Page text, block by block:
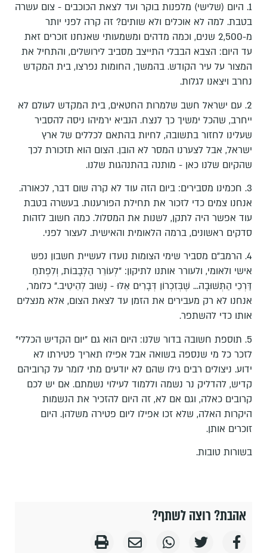
1. היום (שלישי) מלפנות בוקר ועד לצאת הכוכבים - צום עשרה
בטבת. למה לא אוכלים ולא שותים? זה קרה לפני יותר
מ-2,500 שנים, וכמה מדהים ומשמעותי שאנחנו זוכרים זאת
עד היום: הצבא הבבלי התייצב מסביב לירושלים, והתחיל את
המצור על עיר הקודש. בהמשך, החומות נפרצו, בית המקדש
נחרב ויצאנו לגלות.
2. עם ישראל חשב שלמרות החטאים, בית המקדש לעולם לא
ייחרב, שהכל ימשיך כך לנצח. הנביא ירמיהו ניסה להסביר
שעלינו לחזור בתשובה, לחיות בהתאם לכללים של ארץ
ישראל, אבל לצערנו המסר לא הובן. הצום הוא תזכורת לכך
שהקיום שלנו כאן - מותנה בהתנהגות שלנו.
3. חכמינו מסבירים: ביום הזה עוד לא קרה שום דבר, לכאורה.
אנחנו צמים כדי לזכור את תחילת הפורענות. בעשרה בטבת
עוד אפשר היה לתקן, לשנות את המסלול. כמה חשוב לזהות
סדקים ראשונים, ברמה הלאומית והאישית. לעצור לפני.
4. הרמב"ם מסביר שימי הצומות נועדו לעשיית חשבון נפש
אישי ולאומי, ולעורר אותנו לתיקון: "לְעוֹרֵר הַלְּבָבוֹת, וְלִפְתֹחַ
דַּרְכֵי הַתְּשׁוּבָה... שֶׁבְּזִכְרוֹן דְּבָרִים אֵלּוּ - נָשׁוּב לְהֵיטִיב." כלומר,
אנחנו לא רק מעבירים את הזמן עד לצאת הצום, אלא מנצלים
אותו כדי להשתפר.
5. תוספת חשובה בדור שלנו: היום הוא גם "יום הקדיש הכללי"
לזכר כל מי שנספה בשואה אבל אפילו תאריך פטירתו לא
ידוע. ניצולים רבים גילו שהם לא יודעים מתי לומר על קרוביהם
קדיש, להדליק נר נשמה וללמוד לעילוי נשמתם. אם יש לכם
קרובים כאלה, וגם אם לא, זה היום להזכיר את הנשמות
היקרות האלה, שלא זכו אפילו ליום פטירה משלהן. היום
זוכרים אותן.
בשורות טובות.
אהבת? רוצה לשתף?